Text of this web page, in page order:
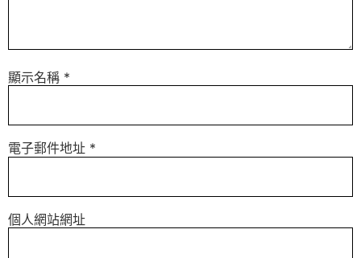
顯示名稱 *
電子郵件地址 *
個人網站網址